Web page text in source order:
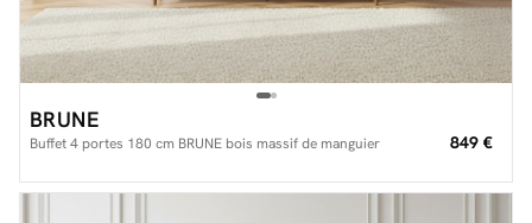
BRUNE
Buffet 4 portes 180 cm BRUNE bois massif de manguier 849 €